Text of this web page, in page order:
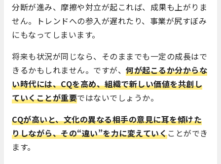
分断が進み、摩擦や対立が起これば、成果も上がりま
せん。トレンドへの参入が遅れたり、事業が尻すぼみ
にもなってしまいます。
将来も状況が同じなら、そのままでも一定の成長はで
きるかもしれません。ですが、 何が起こるか分からな
い時代には、CQを高め、組織で新しい価値を共創し
ていくことが重要ではないでしょうか。
CQが高いと、文化の異なる相手の意見に耳を傾けた
りしながら、その“違い”を力に変えていくことができ
ます。